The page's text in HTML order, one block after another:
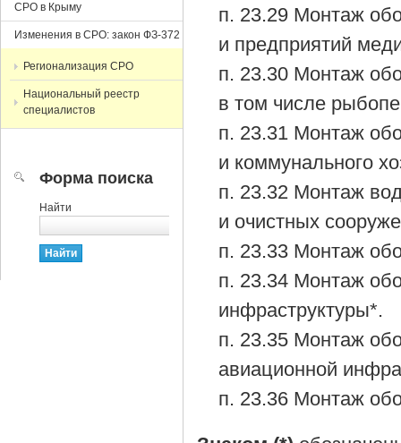
п. 23.29 Монтаж
и предприятий
п. 23.30 Монтаж
в том числе
п. 23.31 Монтаж
и коммунального
п. 23.32 Монтаж
и очистных
п. 23.33 Монтаж
п. 23.34 Монтаж
инфраструктуры*.
п. 23.35 Монтаж
авиационной
п. 23.36 Монтаж
СРО в Крыму
Изменения в СРО: закон ФЗ-372
Регионализация СРО
Национальный реестр
специалистов
Форма поиска
Найти